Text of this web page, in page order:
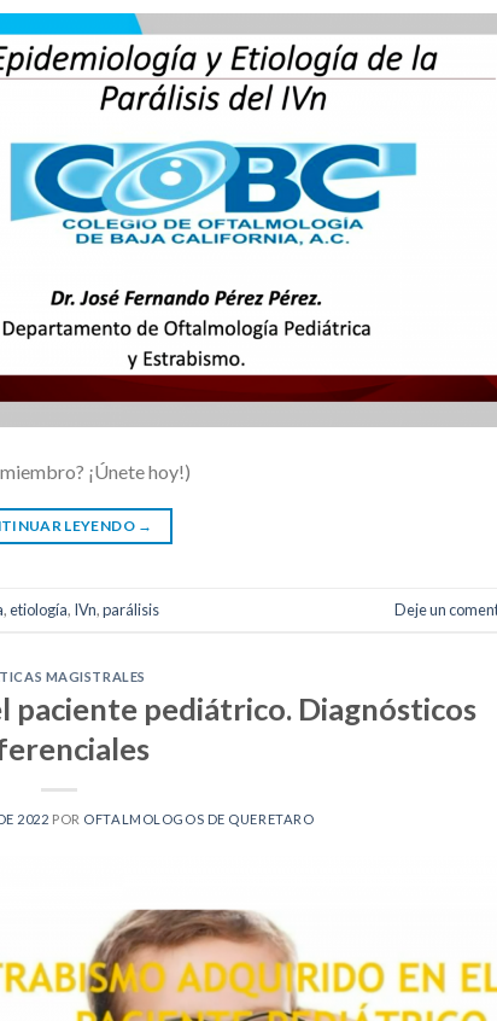
¡Únete hoy!)
LEYENDO →
,etiología, IVn,parálisis Deje un
MAGISTRALES
paciente pediátrico. Diagnósticos
2022 POR OFTALMOLOGOS DE QUERETARO